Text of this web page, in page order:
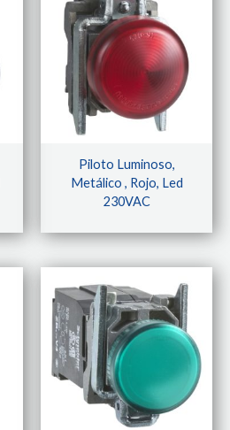
Piloto Luminoso,
Metálico , Rojo, Led
230VAC